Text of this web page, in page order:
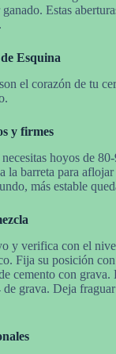
Estas
Esquina
el corazón de tu
y firmes
necesitas hoyos de
la barreta para
más estable
y verifica con el
Fija su posición
cemento con grava.
grava. Deja